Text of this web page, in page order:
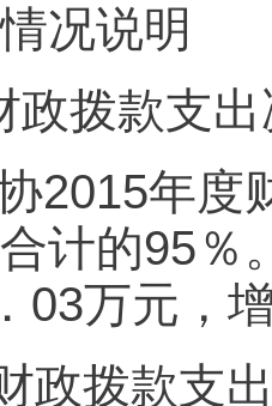
况说明
政拨款支
2015年度
计的95％
03万元，
政拨款支